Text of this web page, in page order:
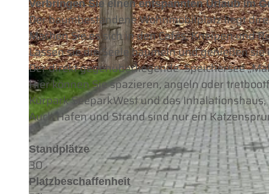
© Tourismus GmbH Gemeinde Dornum | CC-BY
Verbringen Sie einen entspannten Urlaub im
Der baumbestandene Wohnmobilplatz liegt
Machen Sie es sich in den Cafés, Kneipen und
Lassen sie die Seele baumeln und genießen
Der direkt gegenüberliegende Speichersee
Hier können Sie spazieren, angeln oder
Kurpark SeeparkWest und das
Auch Hafen und Strand sind nur ein
Standplätze
30
Platzbeschaffenheit